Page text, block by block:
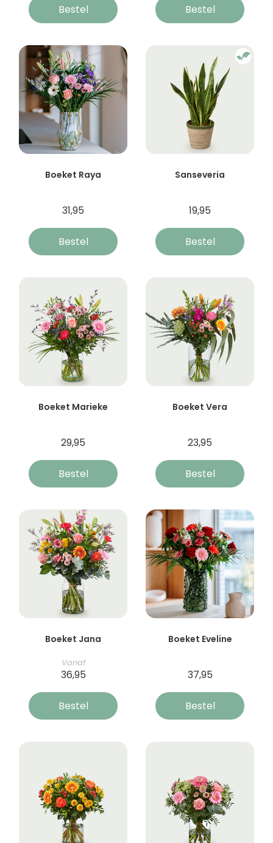
Bestel Bestel
Boeket Raya
31,95
Bestel
Sanseveria
19,95
Bestel
Boeket Marieke
29,95
Bestel
Boeket Vera
23,95
Bestel
Boeket Jana
Vanaf
36,95
Bestel
Boeket Eveline
37,95
Bestel